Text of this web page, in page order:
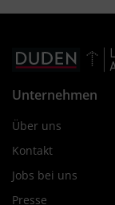
Unternehmen
Über uns
Kontakt
Jobs bei uns
Presse